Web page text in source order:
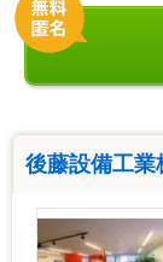
後藤設備工業